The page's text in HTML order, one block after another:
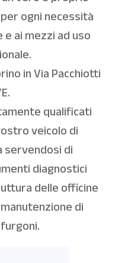
ogni necessità
ai mezzi ad uso
in Via Pacchiotti
qualificati
veicolo di
servendosi di
diagnostici
delle officine
di